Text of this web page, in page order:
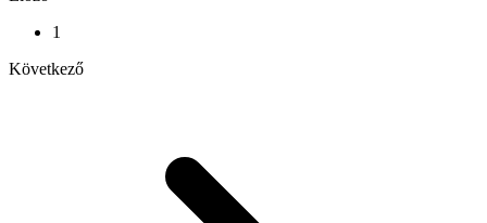
1
Következő